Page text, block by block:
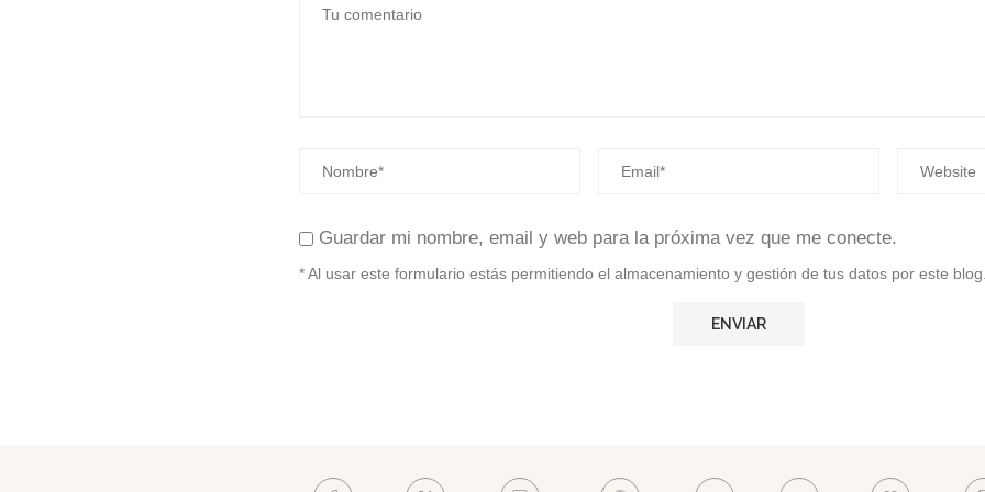
Guardar mi nombre, email y web para la próxima vez que me conecte.
* Al usar este formulario estás permitiendo el almacenamiento y gestión de tus datos por este